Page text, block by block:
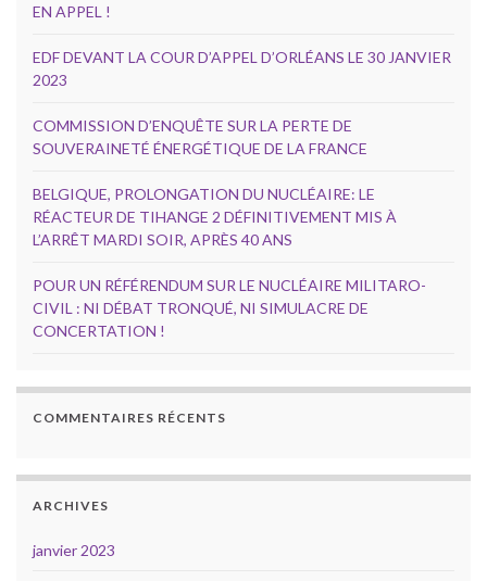
EN APPEL !
EDF DEVANT LA COUR D’APPEL D’ORLÉANS LE 30 JANVIER
2023
COMMISSION D’ENQUÊTE SUR LA PERTE DE
SOUVERAINETÉ ÉNERGÉTIQUE DE LA FRANCE
BELGIQUE, PROLONGATION DU NUCLÉAIRE: LE
RÉACTEUR DE TIHANGE 2 DÉFINITIVEMENT MIS À
L’ARRÊT MARDI SOIR, APRÈS 40 ANS
POUR UN RÉFÉRENDUM SUR LE NUCLÉAIRE MILITARO-
CIVIL : NI DÉBAT TRONQUÉ, NI SIMULACRE DE
CONCERTATION !
COMMENTAIRES RÉCENTS
ARCHIVES
janvier 2023